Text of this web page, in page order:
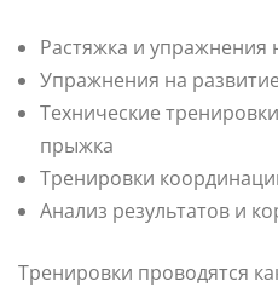
Растяжка и упражнения
Упражнения на
Технические
прыжка
Тренировки
Анализ результатов и
Тренировки проводятся